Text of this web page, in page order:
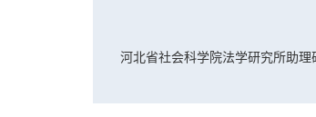
河北省社会科学院法学研究所助